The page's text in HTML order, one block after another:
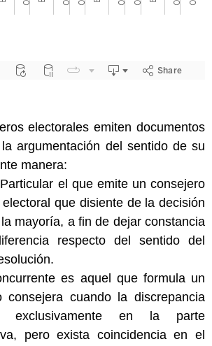
electorales emiten documentos
argumentación del sentido de su
manera:
el que emite un consejero
que disiente de la decisión
mayoría, a fin de dejar constancia
respecto del sentido del
es aquel que formula un
consejera cuando la discrepancia
exclusivamente en la parte
pero exista coincidencia en el